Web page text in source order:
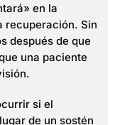
en la
recuperación. Sin
después de que
una paciente
si el
de un sostén